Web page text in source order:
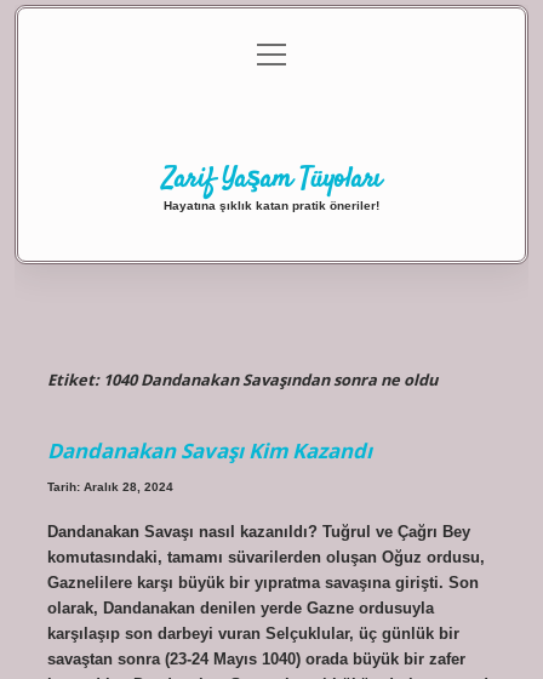
Gizlilik Politikası
menüyü
aç
Zarif Yaşam Tüyoları
Hayatına şıklık katan pratik öneriler!
Etiket: 1040 Dandanakan Savaşından sonra ne oldu
Dandanakan Savaşı Kim Kazandı
Tarih: Aralık 28, 2024
Dandanakan Savaşı nasıl kazanıldı? Tuğrul ve Çağrı Bey
komutasındaki, tamamı süvarilerden oluşan Oğuz ordusu,
Gaznelilere karşı büyük bir yıpratma savaşına girişti. Son
olarak, Dandanakan denilen yerde Gazne ordusuyla
karşılaşıp son darbeyi vuran Selçuklular, üç günlük bir
savaştan sonra (23-24 Mayıs 1040) orada büyük bir zafer